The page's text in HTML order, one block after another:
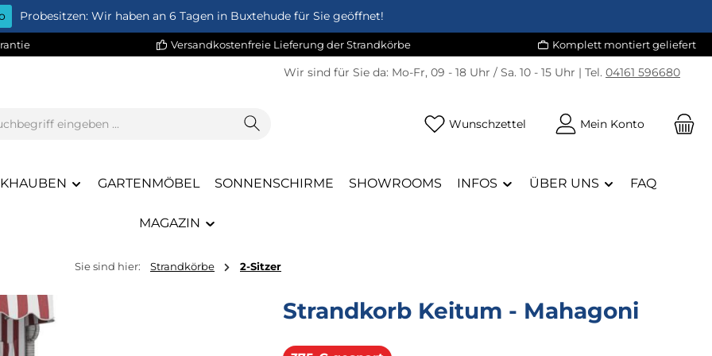
Probesitzen: Wir haben an 6 Tagen in Buxtehude für Sie geöffnet!
Versandkostenfreie Lieferung der Strandkörbe Komplett montiert geliefert
Wir sind für Sie da: Mo-Fr, 09 - 18 Uhr / Sa. 10 - 15 Uhr | Tel. 04161 596680
Wunschzettel Du hast 0 Produkte auf dem
Mein Konto
GARTENMÖBEL SONNENSCHIRME SHOWROOMS INFOS ÜBER UNS FAQ
MAGAZIN
Sie sind hier: Strandkörbe 2-Sitzer
Strandkorb Keitum - Mahagoni